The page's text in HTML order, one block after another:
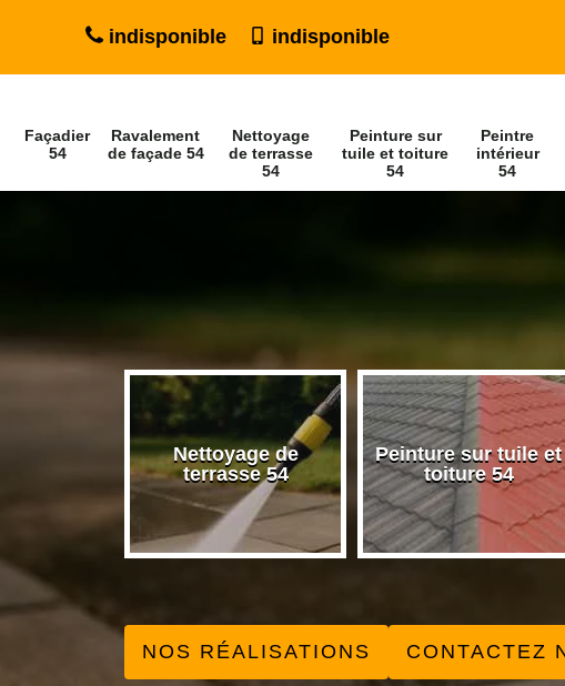
indisponible indisponible
Façadier
54
Ravalement
de façade 54
Nettoyage
de terrasse
54
Peinture sur
tuile et toiture
54
Peintre
intérieur
54
Nettoyage de
terrasse 54
Peinture sur tuile et
toiture 54
NOS RÉALISATIONS CONTACTEZ